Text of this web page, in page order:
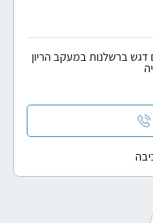
דגש ברשלנות במעקב הריון